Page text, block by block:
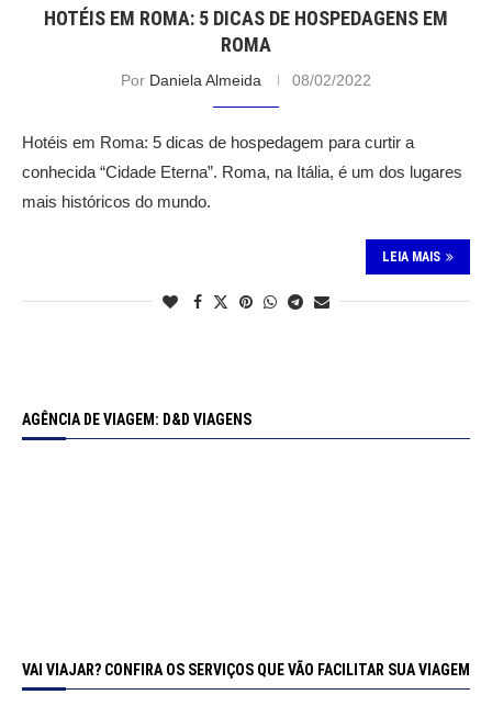
HOTÉIS EM ROMA: 5 DICAS DE HOSPEDAGENS EM
ROMA
Por Daniela Almeida 08/02/2022
Hotéis em Roma: 5 dicas de hospedagem para curtir a
conhecida “Cidade Eterna”. Roma, na Itália, é um dos lugares
mais históricos do mundo.
LEIA MAIS
AGÊNCIA DE VIAGEM: D&D VIAGENS
VAI VIAJAR? CONFIRA OS SERVIÇOS QUE VÃO FACILITAR SUA VIAGEM